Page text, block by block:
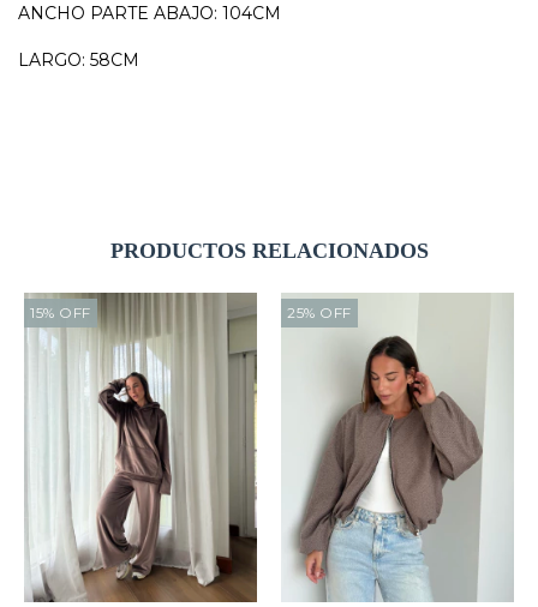
ANCHO PARTE ABAJO: 104CM
LARGO: 58CM
PRODUCTOS RELACIONADOS
15% OFF 25% OFF